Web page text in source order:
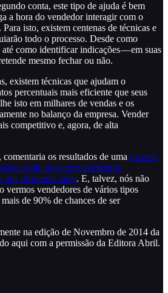
conta, este tipo de ajuda é bem
a hora do vendedor interagir com o
isto, existem centenas de técnicas e
todo o processo. Desde como
como identificar indicações — em suas
mesmo fechar ou não.
existem técnicas que ajudam o
percentuais mais eficiente que seus
isto em milhares de vendas e os
no balanço da empresa. Vender
competitivo e, agora, de alta
comentaria os resultados de uma recente
serão mais provavelmente
nos próximos anos. E, talvez, nós não
vermos vendedores de vários tipos
de 90% de chances de ser
na edição de Novembro de 2014 da
aqui com a permissão da Editora Abril.